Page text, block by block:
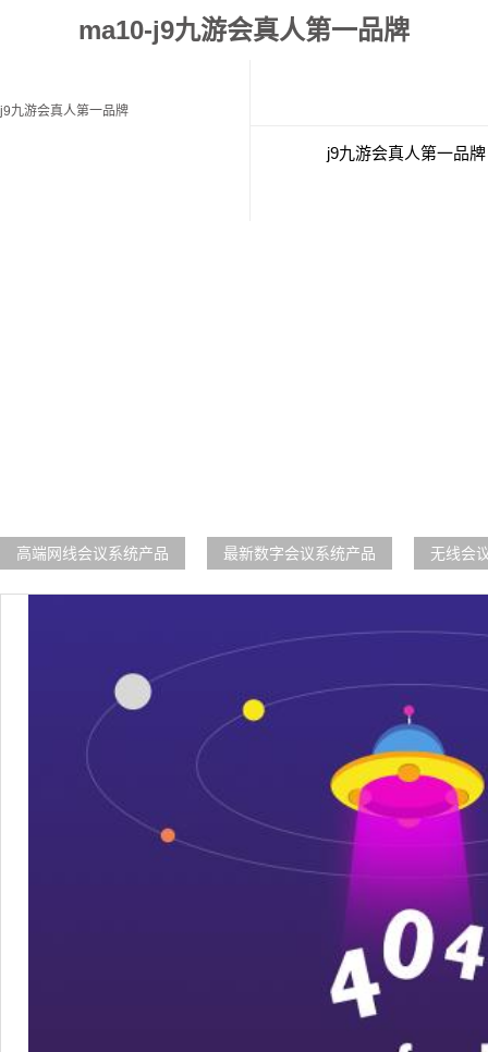
ma10-j9九游会真人第一品牌
j9九游会真人第一品牌
j9九游会真人第一品牌
高端网线会议系统产品 最新数字会议系统产品 无线会